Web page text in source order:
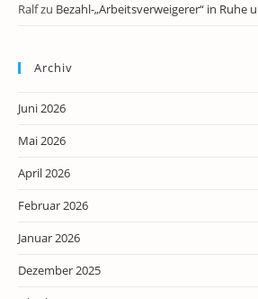
Ralfzu Bezahl-„Arbeitsverweigerer“ in Ruhe
Archiv
Juni 2026
Mai 2026
April 2026
Februar 2026
Januar 2026
Dezember 2025